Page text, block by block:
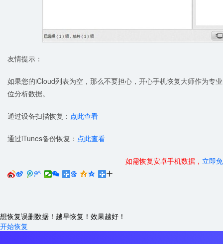
友情提示：
如果您的iCloud列表为空，那么不要担心，开心手机恢复大师作为专
位分析数据。
通过设备扫描恢复： 点此查看
通过iTunes备份恢复： 点此查看
如需恢复安卓手机数据， 立即
     
想恢复误删数据！越早恢复！效果越好！
开始恢复